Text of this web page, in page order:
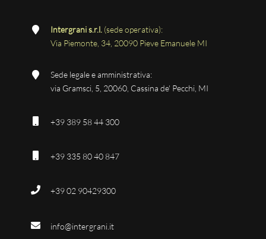
Intergrani s.r.l.(sede operativa):
Via Piemonte, 34, 20090 Pieve Emanuele MI
Sede legale e amministrativa:
via Gramsci, 5, 20060, Cassina de' Pecchi, MI
+39 389 58 44 300
+39 335 80 40 847
+39 02 90429300
info@intergrani.it